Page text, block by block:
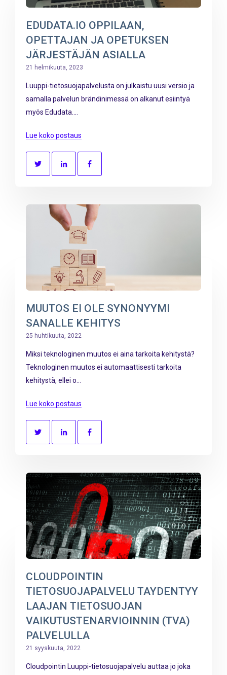
EDUDATA.IO OPPILAAN,
OPETTAJAN JA OPETUKSEN
JÄRJESTÄJÄN ASIALLA
21 helmikuuta, 2023
Luuppi-tietosuojapalvelusta on julkaistu uusi versio ja
samalla palvelun brändinimessä on alkanut esiintyä
myös Edudata....
Lue koko postaus
MUUTOS EI OLE SYNONYYMI
SANALLE KEHITYS
25 huhtikuuta, 2022
Miksi teknologinen muutos ei aina tarkoita kehitystä?
Teknologinen muutos ei automaattisesti tarkoita
kehitystä, ellei o...
Lue koko postaus
CLOUDPOINTIN
TIETOSUOJAPALVELU TAYDENTYY
LAAJAN TIETOSUOJAN
VAIKUTUSTENARVIOINNIN (TVA)
PALVELULLA
21 syyskuuta, 2022
Cloudpointin Luuppi-tietosuojapalvelu auttaa jo joka